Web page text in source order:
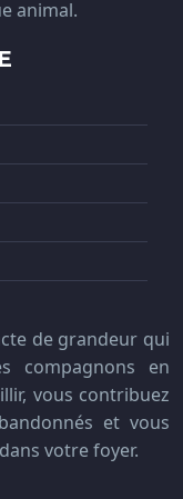
animal.
de grandeur qui
compagnons en
vous contribuez
et vous
votre foyer.